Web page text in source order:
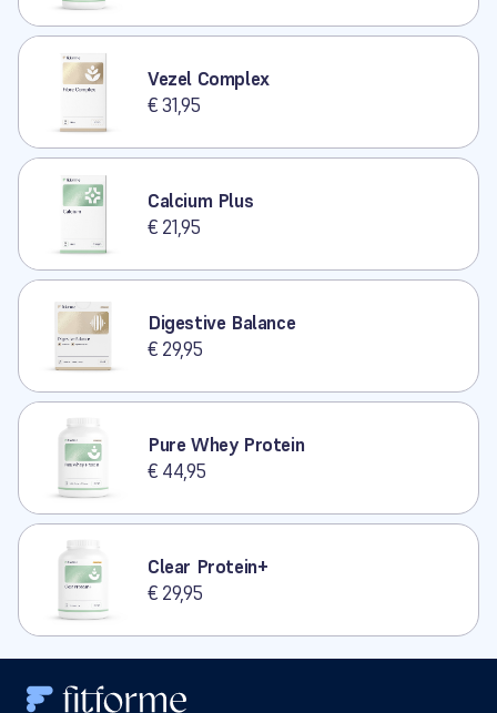
Vezel Complex
€ 31,95
Calcium Plus
€ 21,95
Digestive Balance
€ 29,95
Pure Whey Protein
€ 44,95
Clear Protein+
€ 29,95